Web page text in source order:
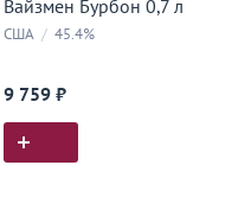
Вайзмен Бурбон 0,7 л
США / 45.4%
9 759 ₽